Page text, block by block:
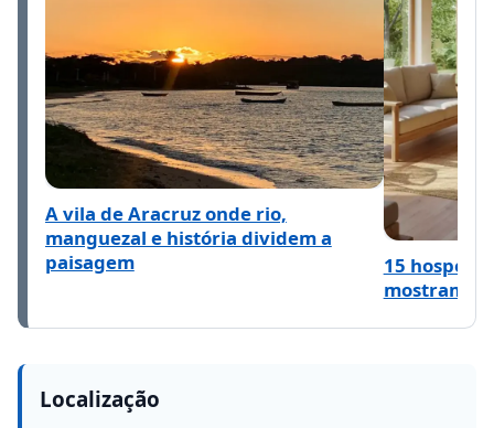
A vila de Aracruz onde rio,
manguezal e história dividem a
paisagem
15
mostram o
Localização